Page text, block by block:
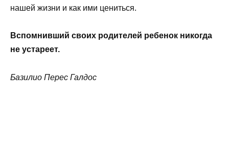
нашей жизни и как ими цениться.
Вспомнивший своих родителей ребенок никогда
не устареет.
Базилио Перес Галдос